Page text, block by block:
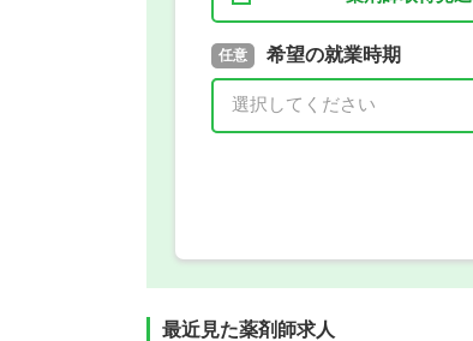
必須 取得予定年
年 3月
任意 希望の就業時期
最近見た薬剤師求人